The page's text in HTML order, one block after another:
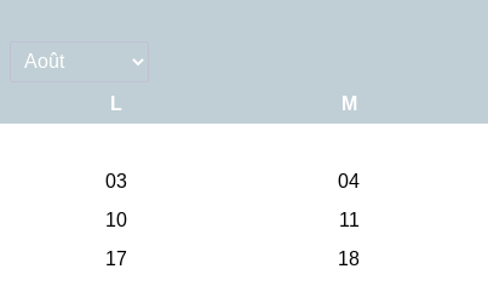
L M
03
04
10
11
17
18